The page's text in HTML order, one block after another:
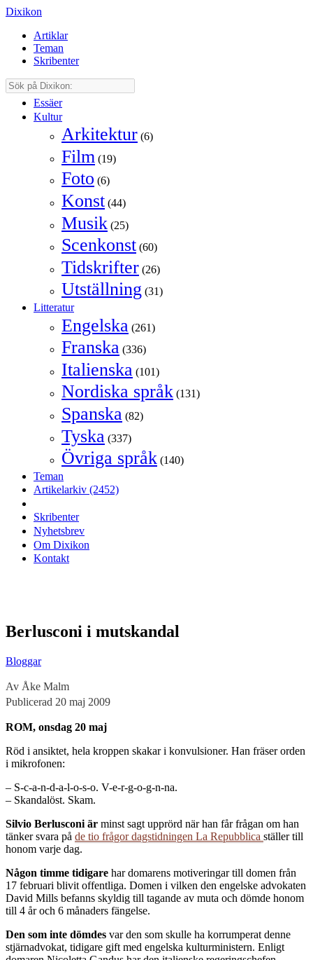
Dixikon
Artiklar
Teman
Skribenter
Essäer
Kultur
Arkitektur (6)
Film (19)
Foto (6)
Konst (44)
Musik (25)
Scenkonst (60)
Tidskrifter (26)
Utställning (31)
Litteratur
Engelska (261)
Franska (336)
Italienska (101)
Nordiska språk (131)
Spanska (82)
Tyska (337)
Övriga språk (140)
Teman
Artikelarkiv (2452)
Skribenter
Nyhetsbrev
Om Dixikon
Kontakt
Berlusconi i mutskandal
Bloggar
Av Åke Malm
Publicerad 20 maj 2009
ROM, onsdag 20 maj
Röd i ansiktet, hela kroppen skakar i konvulsioner. Han fräser orden
i mikrofonen:
– S-c-a-n-d-a-l-o-s-o. V-e-r-g-o-g-n-na.
– Skandalöst. Skam.
Silvio Berlusconi är minst sagt upprörd när han får frågan om han
tänker svara på de tio frågor dagstidningen La Repubblica ställer till
honom varje dag.
Någon timme tidigare har domarens motiveringar till domen från
17 februari blivit offentliga. Domen i vilken den engelske advokaten
David Mills befanns skyldig till tagande av muta och dömde honom
till 4 år och 6 månaders fängelse.
Den som inte dömdes var den som skulle ha korrumperat denne
stjärnadvokat, tidigare gift med engelska kulturministern. Enligt